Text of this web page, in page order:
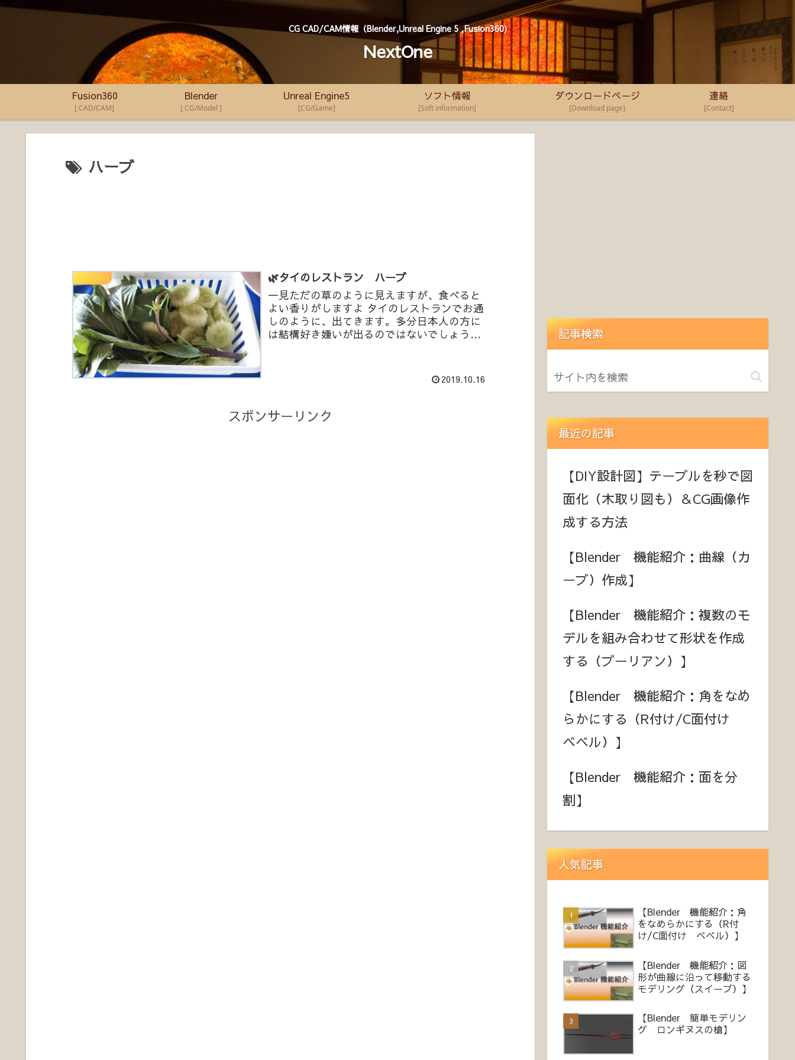
CG CAD/CAM情報（Blender,Unreal Engine 5 ,Fusion360)
NextOne
Fusion360
[ CAD/CAM]
Blender
[ CG/Model ]
Unreal Engine5
[CG/Game]
ソフト情報
[Soft information]
ダウンロードページ
[Download page]
連絡
[Contact]
ハーブ
生活[Life]
🌿タイのレストラン ハーブ
一見ただの草のように見えますが、食べると
よい香りがしますよ タイのレストランでお通
しのように、出てきます。多分日本人の方に
は結構好き嫌いが出るのではないでしょう
2019.10.16
スポンサーリンク
記事検索
最近の記事
【DIY設計図】テーブルを秒で図
面化（木取り図も）＆CG画像作
成する方法
【Blender 機能紹介：曲線（カ
ーブ）作成】
【Blender 機能紹介：複数のモ
デルを組み合わせて形状を作成
する（ブーリアン）】
【Blender 機能紹介：角をなめ
らかにする（R付け/C面付け
ベベル）】
【Blender 機能紹介：面を分
割】
人気記事
【Blender 機能紹介：角
をなめらかにする（R付
け/C面付け ベベル）】
【Blender 機能紹介：図
形が曲線に沿って移動する
モデリング（スイープ）】
【Blender 簡単モデリン
グ ロンギヌスの槍】